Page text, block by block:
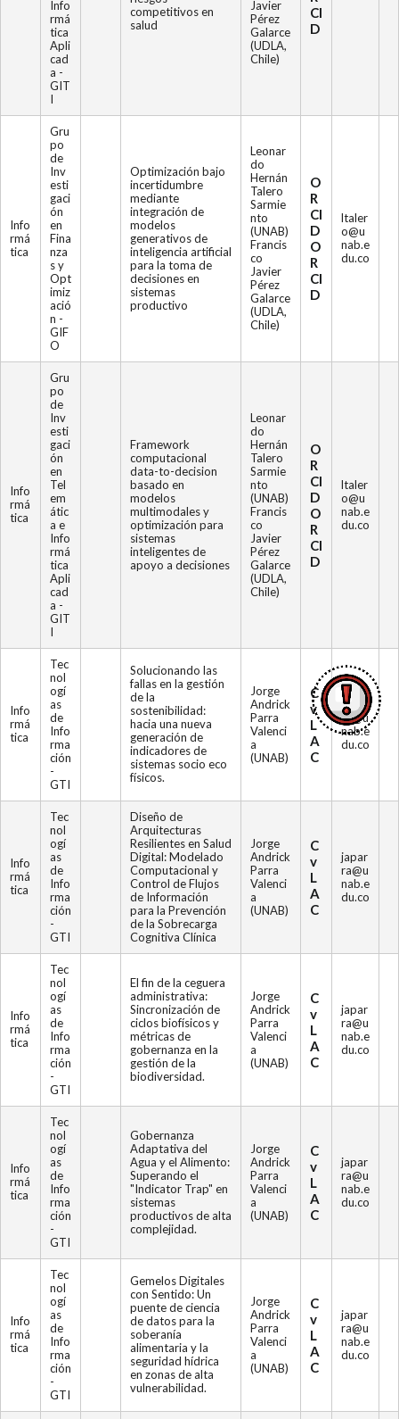
Info
rmá
tica
Apli
cad
a -
GIT
I
competitivos en
salud
Javier
Pérez
Galarce
(UDLA,
Chile)
CI
D
Info
rmá
tica
Gru
po
de
Inv
esti
gaci
ón
en
Fina
nza
s y
Opt
imiz
ació
n -
GIF
O
Optimización bajo
incertidumbre
mediante
integración de
modelos
generativos de
inteligencia artificial
para la toma de
decisiones en
sistemas
productivo
Leonar
do
Hernán
Talero
Sarmie
nto
(UNAB)
Francis
co
Javier
Pérez
Galarce
(UDLA,
Chile)
O
R
CI
D
O
R
CI
D
ltaler
o@u
nab.e
du.co
Info
rmá
tica
Gru
po
de
Inv
esti
gaci
ón
en
Tel
em
átic
a e
Info
rmá
tica
Apli
cad
a -
GIT
I
Framework
computacional
data-to-decision
basado en
modelos
multimodales y
optimización para
sistemas
inteligentes de
apoyo a decisiones
Leonar
do
Hernán
Talero
Sarmie
nto
(UNAB)
Francis
co
Javier
Pérez
Galarce
(UDLA,
Chile)
O
R
CI
D
O
R
CI
D
ltaler
o@u
nab.e
du.co
Info
rmá
tica
Tec
nol
ogí
as
de
Info
rma
ción
-
GTI
Solucionando las
fallas en la gestión
de la
sostenibilidad:
hacia una nueva
generación de
indicadores de
sistemas socio eco
físicos.
Jorge
Andrick
Parra
Valenci
a
(UNAB)
C
v
L
A
C
japar
ra@u
nab.e
du.co
Info
rmá
tica
Tec
nol
ogí
as
de
Info
rma
ción
-
GTI
Diseño de
Arquitecturas
Resilientes en Salud
Digital: Modelado
Computacional y
Control de Flujos
de Información
para la Prevención
de la Sobrecarga
Cognitiva Clínica
Jorge
Andrick
Parra
Valenci
a
(UNAB)
C
v
L
A
C
japar
ra@u
nab.e
du.co
Info
rmá
tica
Tec
nol
ogí
as
de
Info
rma
ción
-
GTI
El fin de la ceguera
administrativa:
Sincronización de
ciclos biofísicos y
métricas de
gobernanza en la
gestión de la
biodiversidad.
Jorge
Andrick
Parra
Valenci
a
(UNAB)
C
v
L
A
C
japar
ra@u
nab.e
du.co
Info
rmá
tica
Tec
nol
ogí
as
de
Info
rma
ción
-
GTI
Gobernanza
Adaptativa del
Agua y el Alimento:
Superando el
"Indicator Trap" en
sistemas
productivos de alta
complejidad.
Jorge
Andrick
Parra
Valenci
a
(UNAB)
C
v
L
A
C
japar
ra@u
nab.e
du.co
Info
rmá
tica
Tec
nol
ogí
as
de
Info
rma
ción
-
GTI
Gemelos Digitales
con Sentido: Un
puente de ciencia
de datos para la
soberanía
alimentaria y la
seguridad hídrica
en zonas de alta
vulnerabilidad.
Jorge
Andrick
Parra
Valenci
a
(UNAB)
C
v
L
A
C
japar
ra@u
nab.e
du.co